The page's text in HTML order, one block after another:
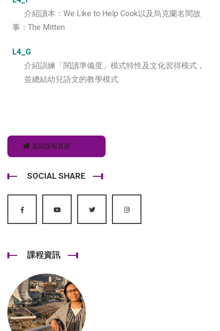
介紹讀本：We Like to Help Cook以及烏克蘭名間故
事：The Mitten
L4_G
介紹訓練「閱讀準備度」模式特性及文化習得模式，
並總結幼兒語文的教學模式
返回課程頁面
SOCIAL SHARE
課程資訊